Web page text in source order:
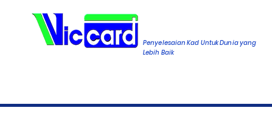
Penyelesaian Kad Untuk Dunia yang
Lebih Baik